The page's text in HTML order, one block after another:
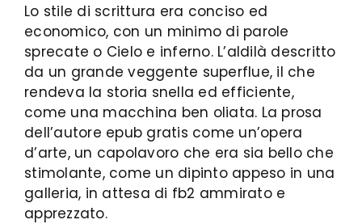
Lo stile di scrittura era conciso ed
economico, con un minimo di parole
sprecate o Cielo e inferno. L’aldilà descritto
da un grande veggente superflue, il che
rendeva la storia snella ed efficiente,
come una macchina ben oliata. La prosa
dell’autore epub gratis come un’opera
d’arte, un capolavoro che era sia bello che
stimolante, come un dipinto appeso in una
galleria, in attesa di fb2 ammirato e
apprezzato.